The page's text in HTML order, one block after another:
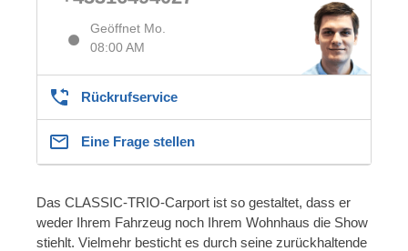
Geöffnet Mo.
08:00 AM
Rückrufservice
Eine Frage stellen
Das CLASSIC-TRIO-Carport ist so gestaltet, dass er
weder Ihrem Fahrzeug noch Ihrem Wohnhaus die Show
stiehlt. Vielmehr besticht es durch seine zurückhaltende